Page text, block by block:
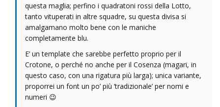
questa maglia; perfino i quadratoni rossi della Lotto,
tanto vituperati in altre squadre, su questa divisa si
amalgamano molto bene con le maniche
completamente blu.
E’ un template che sarebbe perfetto proprio per il
Crotone, o perché no anche per il Cosenza (magari, in
questo caso, con una rigatura più larga); unica variante,
proporrei un font un po’ più ‘tradizionale’ per nomi e
numeri 😉